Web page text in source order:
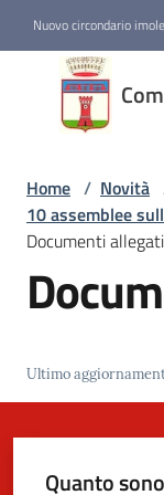
Nuovo circondario
Amministrazione
Menu selezionato
Vivere
Casalfiumanese
Home / Novità
10 assemblee
Documenti allegati
Ultimo
Quanto